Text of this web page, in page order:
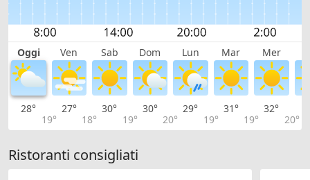
Oggi Ven Sab Dom Lun Mar Mer
28°
19°
27°
18°
30°
19°
30°
20°
29°
19°
31°
19°
32°
20°
Ristoranti consigliati